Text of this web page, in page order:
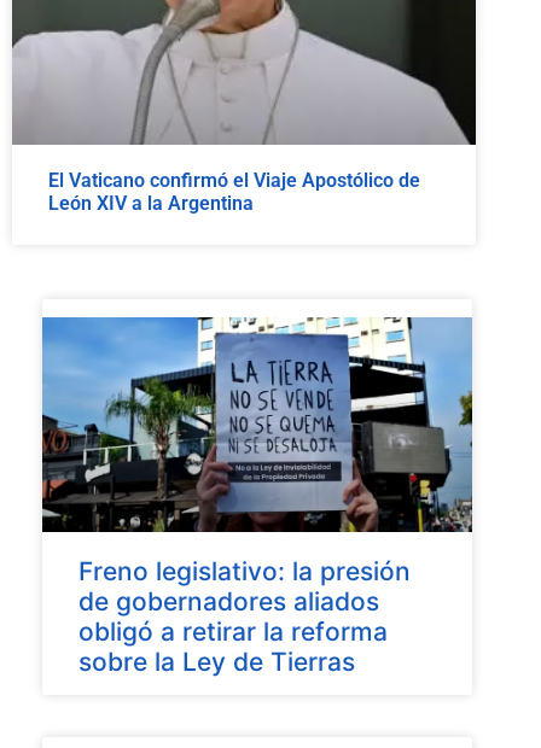
El Vaticano confirmó el Viaje Apostólico de
León XIV a la Argentina
Freno legislativo: la presión
de gobernadores aliados
obligó a retirar la reforma
sobre la Ley de Tierras